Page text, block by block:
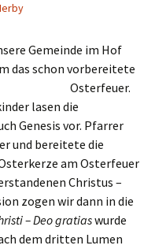
Gemeinde im Hof
das schon vorbereitete
Osterfeuer.
lasen die
Genesis vor. Pfarrer
und bereitete die
am Osterfeuer
Christus –
zogen wir dann in die
– Deo gratiaswurde
dem dritten Lumen